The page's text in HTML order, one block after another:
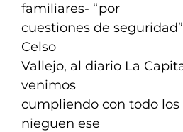
familiares- “por
cuestiones de
Celso
Vallejo, al diario La
venimos
cumpliendo con todo
nieguen ese